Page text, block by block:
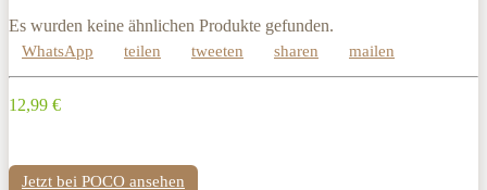
Es wurden keine ähnlichen Produkte gefunden.
WhatsApp teilen tweeten sharen mailen
12,99 €
Jetzt bei POCO ansehen